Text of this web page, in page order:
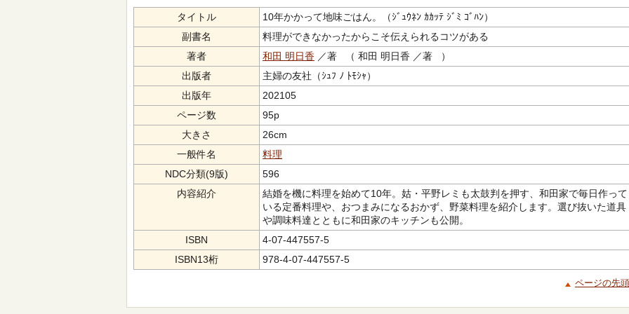
タイトル
10年かかって地味ごはん。（ｼﾞｭｳﾈﾝ ｶｶｯﾃ ｼﾞﾐ ｺﾞﾊﾝ）
副書名
料理ができなかったからこそ伝えられるコツがある
著者
和田 明日香 ／著 （ 和田 明日香 ／著 ）
出版者
主婦の友社（ｼｭﾌ ﾉ ﾄﾓｼｬ）
出版年
202105
ページ数
95p
大きさ
26cm
一般件名
料理
NDC分類(9版)
596
内容紹介
結婚を機に料理を始めて10年。姑・平野レミも太鼓判を押す、和田家で毎日作って
いる定番料理や、おつまみになるおかず、野菜料理を紹介します。選び抜いた道具
や調味料達とともに和田家のキッチンも公開。
ISBN
4-07-447557-5
ISBN13桁
978-4-07-447557-5
ページの先